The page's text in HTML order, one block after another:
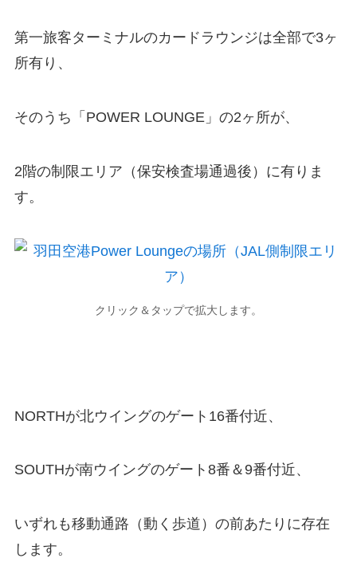
第一旅客ターミナルのカードラウンジは全部で3ヶ
所有り、
そのうち「POWER LOUNGE」の2ヶ所が、
2階の制限エリア（保安検査場通過後）に有りま
す。
クリック＆タップで拡大します。
NORTHが北ウイングのゲート16番付近、
SOUTHが南ウイングのゲート8番＆9番付近、
いずれも移動通路（動く歩道）の前あたりに存在
します。